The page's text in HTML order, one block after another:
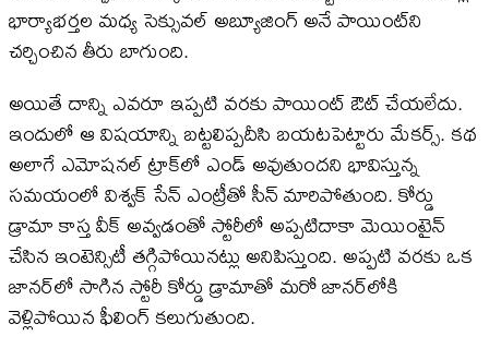
భార్యాభర్తల మధ్య సెక్సువల్‌ అబ్యూజింగ్‌ అనే పాయింట్‌ని
చర్చించిన తీరు బాగుంది.
అయితే దాన్ని ఎవరూ ఇప్పటి వరకు పాయింట్‌ ఔట్‌ చేయలేదు.
ఇందులో ఆ విషయాన్ని బట్టలిప్పదీసి బయటపెట్టారు మేకర్స్. కథ
అలాగే ఎమోషనల్ ట్రాక్​లో ఎండ్ అవుతుందని భావిస్తున్న
సమయంలో విశ్వక్ సేన్ ఎంట్రీతో సీన్ మారిపోతుంది. కోర్డు
డ్రామా కాస్త వీక్ అవ్వడంతో స్టోరీలో అప్పటిదాకా మెయింటైన్
చేసిన ఇంటెన్సిటీ తగ్గిపోయినట్లు అనిపిస్తుంది. అప్పటి వరకు ఒక
జానర్​లో సాగిన స్టోరీ కోర్డు డ్రామాతో మరో జానర్​లోకి
వెళ్లిపోయిన ఫీలింగ్ కలుగుతుంది.